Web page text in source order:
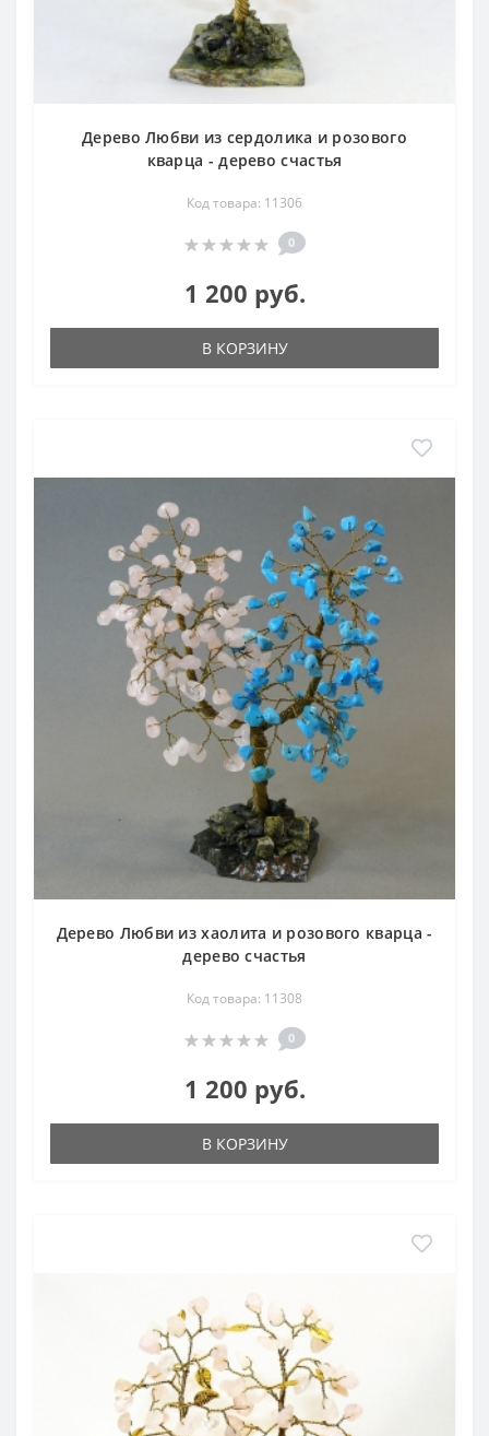
Дерево Любви из сердолика и розового
кварца - дерево счастья
Код товара: 11306
0
1 200 руб.
В КОРЗИНУ
Дерево Любви из хаолита и розового кварца -
дерево счастья
Код товара: 11308
0
1 200 руб.
В КОРЗИНУ